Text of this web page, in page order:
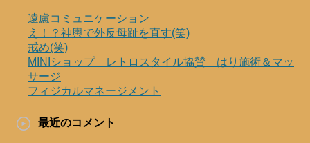
遠慮コミュニケーション
え！？神輿で外反母趾を直す(笑)
戒め(笑)
MINIショップ レトロスタイル協賛 はり施術＆マッ
サージ
フィジカルマネージメント
最近のコメント